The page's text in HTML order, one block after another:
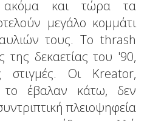
και τώρα τα
μεγάλο κομμάτι
τους. Το thrash
της δεκαετίας του '90,
στιγμές. Οι Kreator,
έβαλαν κάτω, δεν
πλειοψηφεία